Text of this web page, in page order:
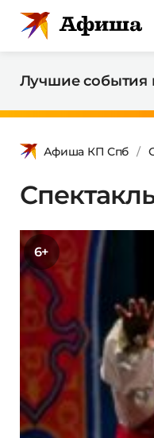
Лучшие события
Афиша КП Спб
6+